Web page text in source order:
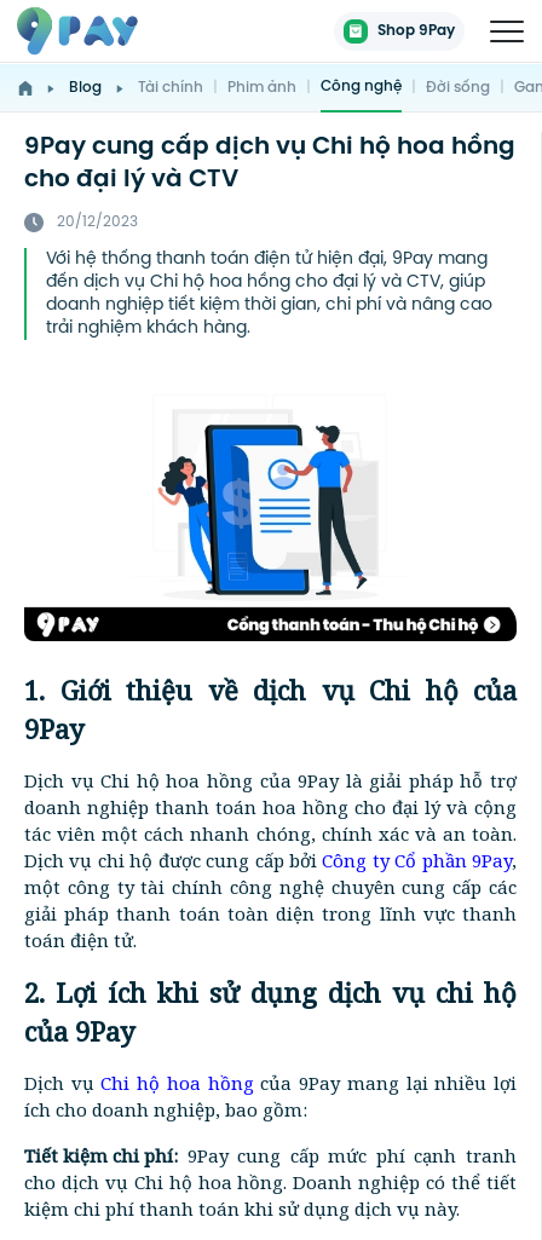
Shop 9Pay
Blog Tài chính | Phim ảnh | Công nghệ | Đời sống |
9Pay cung cấp dịch vụ Chi hộ hoa hồng
cho đại lý và CTV
20/12/2023
Với hệ thống thanh toán điện tử hiện đại, 9Pay mang
đến dịch vụ Chi hộ hoa hồng cho đại lý và CTV, giúp
doanh nghiệp tiết kiệm thời gian, chi phí và nâng cao
trải nghiệm khách hàng.
1. Giới thiệu về dịch vụ Chi hộ của
9Pay
Dịch vụ Chi hộ hoa hồng của 9Pay là giải pháp hỗ trợ
doanh nghiệp thanh toán hoa hồng cho đại lý và cộng
tác viên một cách nhanh chóng, chính xác và an toàn.
Dịch vụ chi hộ được cung cấp bởiCông ty Cổ phần 9Pay,
một công ty tài chính công nghệ chuyên cung cấp các
giải pháp thanh toán toàn diện trong lĩnh vực thanh
toán điện tử.
2. Lợi ích khi sử dụng dịch vụ chi hộ
của 9Pay
Dịch vụChi hộ hoa hồng của 9Pay mang lại nhiều lợi
ích cho doanh nghiệp, bao gồm:
Tiết kiệm chi phí: 9Pay cung cấp mức phí cạnh tranh
cho dịch vụ Chi hộ hoa hồng. Doanh nghiệp có thể tiết
kiệm chi phí thanh toán khi sử dụng dịch vụ này.